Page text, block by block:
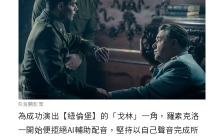
©海鵬影業
為成功演出【紐倫堡】的「戈林」一角，羅素克洛
一開始便拒絕AI輔助配音，堅持以自己聲音完成所